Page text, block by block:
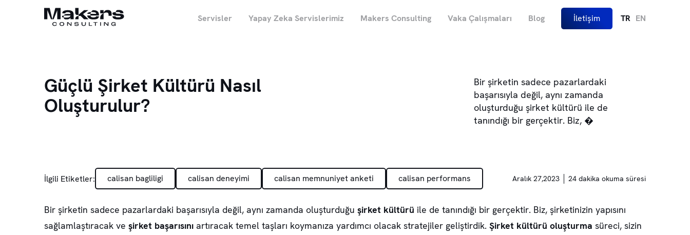
Servisler Yapay Zeka Servislerimiz Makers Consulting Vaka Çalışmaları Blog İletişim TR EN
Güçlü Şirket Kültürü Nasıl
Oluşturulur?
Bir şirketin sadece pazarlardaki
başarısıyla değil, aynı zamanda
oluşturduğu şirket kültürü ile de
tanındığı bir gerçektir. Biz, �
İlgili Etiketler: calisan bagliligi calisan deneyimi calisan memnuniyet anketi calisan performans Aralık 27,2023 24 dakika okuma süresi
Bir şirketin sadece pazarlardaki başarısıyla değil, aynı zamanda oluşturduğu şirket kültürü ile de tanındığı bir gerçektir. Biz, şirketinizin yapısını
sağlamlaştıracak ve şirket başarısını artıracak temel taşları koymanıza yardımcı olacak stratejiler geliştirdik. Şirket kültürü oluşturma süreci, sizin